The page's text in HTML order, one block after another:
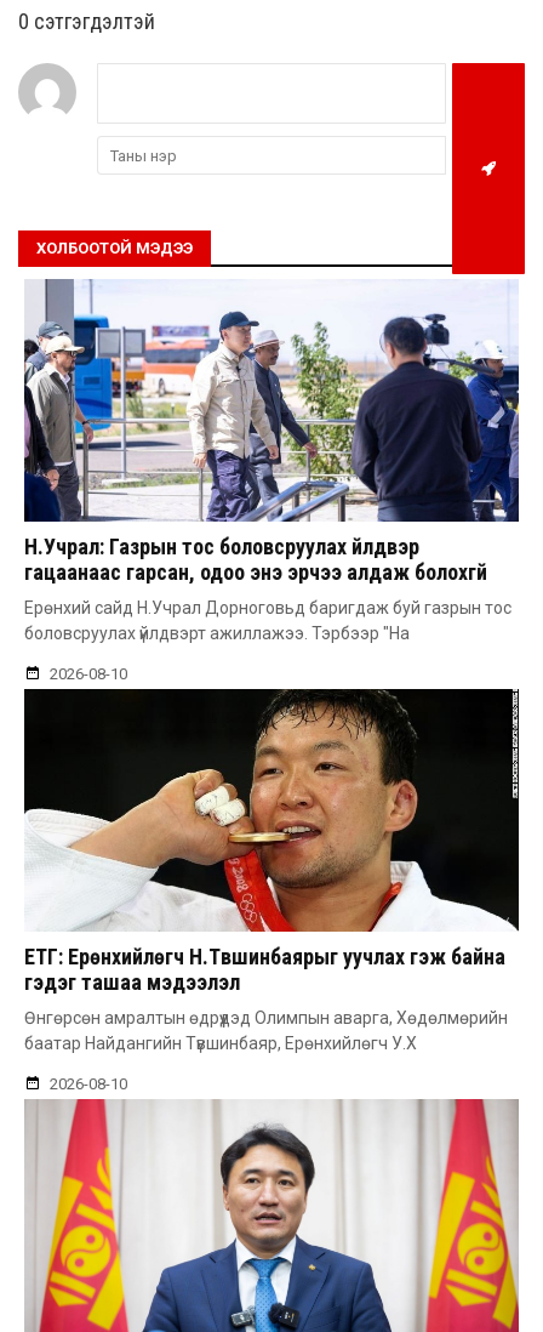
0 cэтгэгдэлтэй
ХОЛБООТОЙ МЭДЭЭ
Н.Учрал: Газрын тос боловсруулах үйлдвэр
гацаанаас гарсан, одоо энэ эрчээ алдаж болохгүй
Ерөнхий сайд Н.Учрал Дорноговьд баригдаж буй газрын тос
боловсруулах үйлдвэрт ажиллажээ. Тэрбээр "На
2026-08-10
ЕТГ: Ерөнхийлөгч Н.Түвшинбаярыг уучлах гэж байна
гэдэг ташаа мэдээлэл
Өнгөрсөн амралтын өдрүүдэд Олимпын аварга, Хөдөлмөрийн
баатар Найдангийн Түвшинбаяр, Ерөнхийлөгч У.Х
2026-08-10